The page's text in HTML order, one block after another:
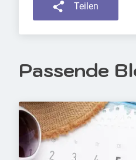
Teilen
Passende